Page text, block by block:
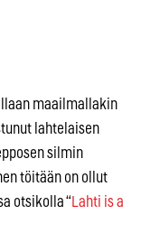
maailmallakin
lahtelaisen
silmin
töitään on ollut
otsikolla “ Lahti is a